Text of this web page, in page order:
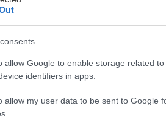
allow Google to enable storage related
identifiers in apps.
allow my user data to be sent to Google
από τις πιο «γνωστές»
σύμφωνα με διεθνείς και